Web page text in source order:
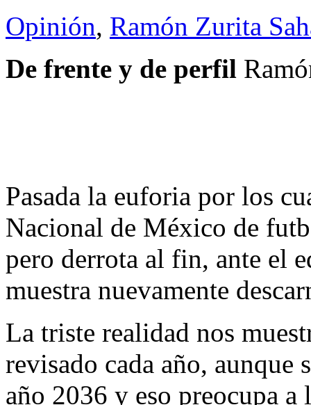
Opinión, Ramón Zurita
De frente y de perfil
Pasada la euforia por los
Nacional de México de
pero derrota al fin, ante el
muestra nuevamente
La triste realidad nos
revisado cada año, aunque
año 2036 y eso preocupa